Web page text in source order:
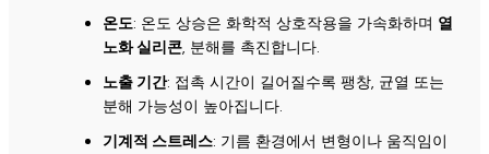
온도: 온도 상승은 화학적 상호작용을 가속화하며 열
노화 실리콘, 분해를 촉진합니다.
노출 기간: 접촉 시간이 길어질수록 팽창, 균열 또는
분해 가능성이 높아집니다.
기계적 스트레스: 기름 환경에서 변형이나 움직임이